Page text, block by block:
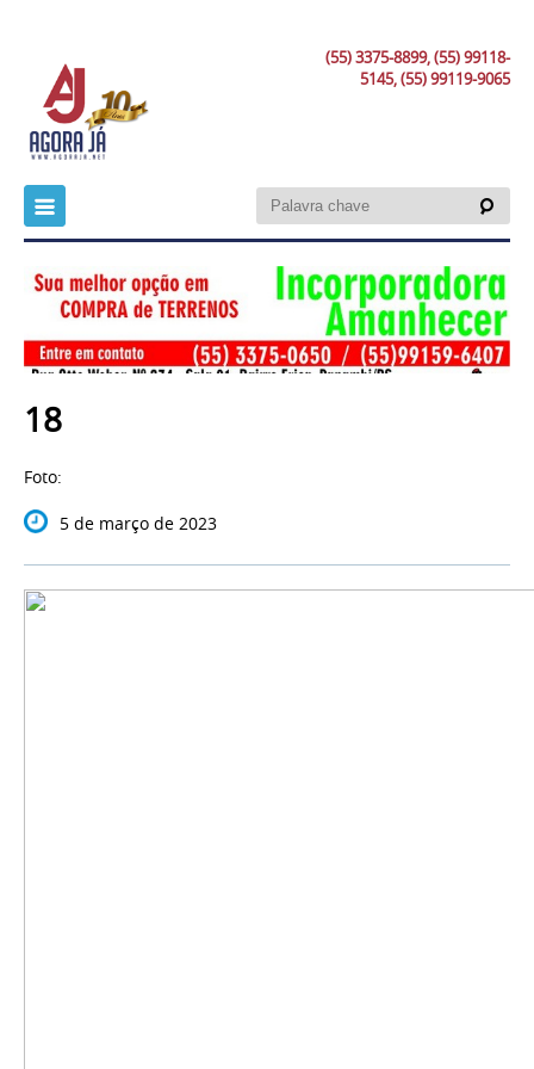
(55) 3375-8899, (55) 99118-
5145, (55) 99119-9065
18
Foto:
5 de março de 2023